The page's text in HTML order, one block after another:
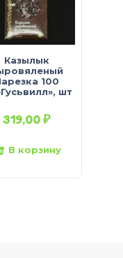
Казылык
100
шт
319,00₽
В корзину